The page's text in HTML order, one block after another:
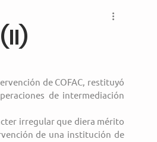
de COFAC, restituyó
de intermediación
irregular que diera mérito
de una institución de